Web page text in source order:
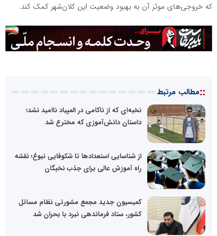
که خروجی‌های موثر آن به بهبود وضعیت این کلان‌شهر کمک کند.
::مطالب مرتبط
نخبه‌ای که از ناکامی در المپیاد ناامید نشد؛
داستان دانش‌آموزی که مخترع شد
از شناسایی استعدادها تا شکوفایی نبوغ؛ نقشه
راه آموزش عالی برای جذب نخبگان
کمیسیون جدید مجمع مشورتی نظام مسائل
کشور، ستاد فرماندهی نبرد با بحران شد